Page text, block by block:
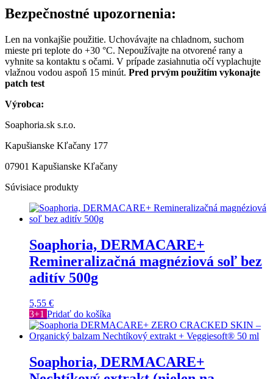
Bezpečnostné upozornenia:
Len na vonkajšie použitie. Uchovávajte na chladnom, suchom
mieste pri teplote do +30 °C. Nepoužívajte na otvorené rany a
vyhnite sa kontaktu s očami. V prípade zasiahnutia očí vyplachujte
vlažnou vodou aspoň 15 minút. Pred prvým použitím vykonajte
patch test
Výrobca:
Soaphoria.sk s.r.o.
Kapušianske Kľačany 177
07901 Kapušianske Kľačany
Súvisiace produkty
Soaphoria, DERMACARE+
Remineralizačná magnéziová soľ bez
aditív 500g
5,55 €
3+1 Pridať do košíka
Soaphoria, DERMACARE+